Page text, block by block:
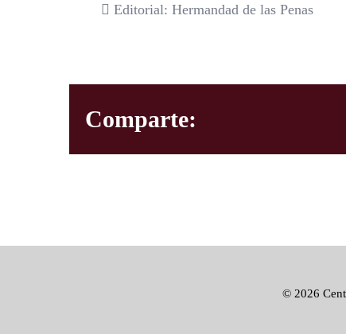
Editorial: Hermandad de las Penas
Comparte:
© 2026